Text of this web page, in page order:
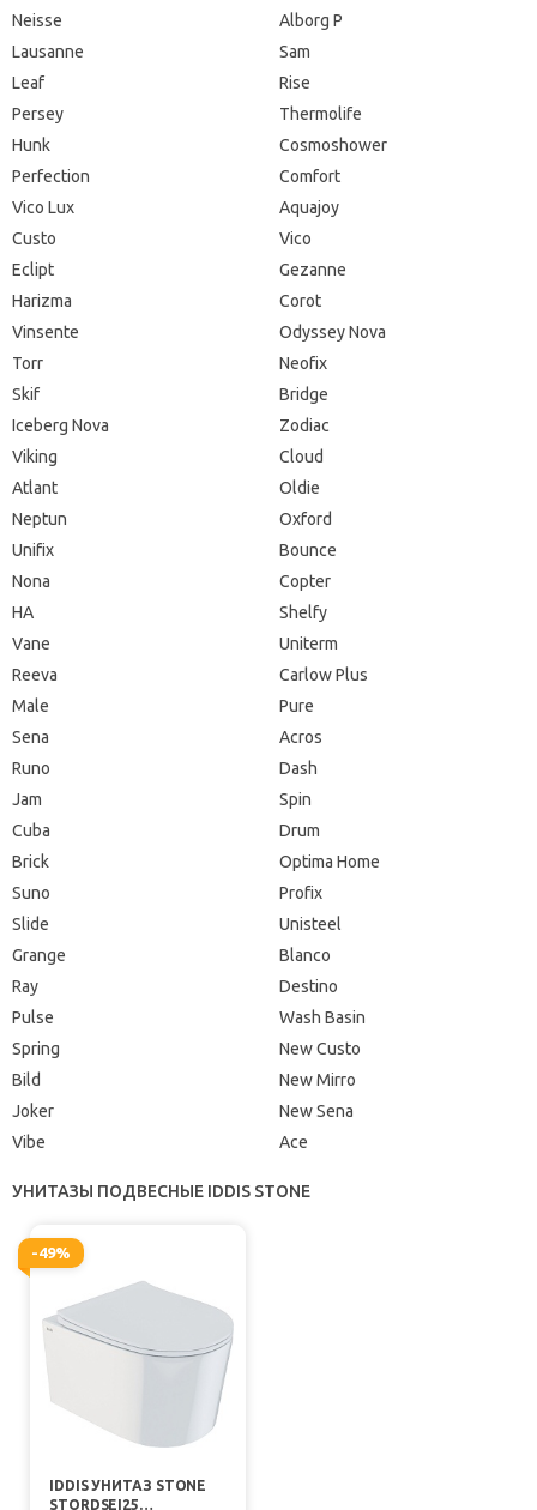
Neisse
Lausanne
Leaf
Persey
Hunk
Perfection
Vico Lux
Custo
Eclipt
Harizma
Vinsente
Torr
Alborg P
Sam
Rise
Thermolife
Cosmoshower
Comfort
Aquajoy
Vico
Gezanne
Corot
Odyssey Nova
Neofix
Skif
Iceberg Nova
Viking
Atlant
Neptun
Unifix
Nona
HA
Vane
Reeva
Male
Sena
Runo
Jam
Cuba
Brick
Suno
Slide
Grange
Ray
Pulse
Spring
Bild
Joker
Vibe
Bridge
Zodiac
Cloud
Oldie
Oxford
Bounce
Copter
Shelfy
Uniterm
Carlow Plus
Pure
Acros
Dash
Spin
Drum
Optima Home
Profix
Unisteel
Blanco
Destino
Wash Basin
New Custo
New Mirro
New Sena
Ace
УНИТАЗЫ ПОДВЕСНЫЕ IDDIS STONE
-49%
IDDIS УНИТАЗ STONE
STORDSEI25